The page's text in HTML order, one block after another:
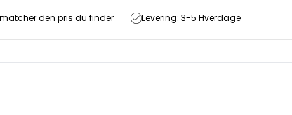
den pris du finder Levering: 3-5 Hverdage